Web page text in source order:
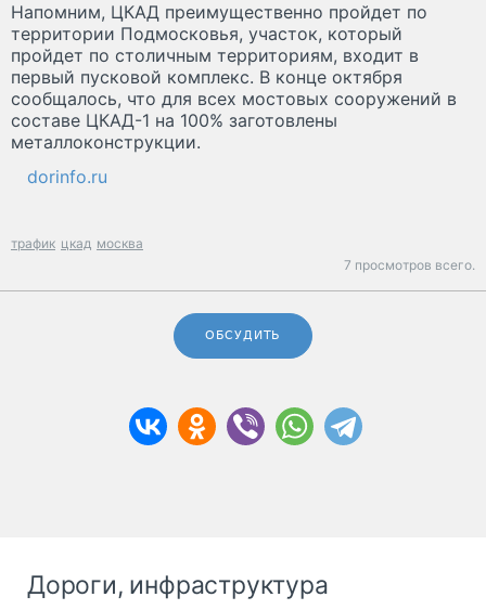
Напомним, ЦКАД преимущественно пройдет по
территории Подмосковья, участок, который
пройдет по столичным территориям, входит в
первый пусковой комплекс. В конце октября
сообщалось, что для всех мостовых сооружений в
составе ЦКАД-1 на 100% заготовлены
металлоконструкции.
dorinfo.ru
трафик цкад москва
7 просмотров всего.
ОБСУДИТЬ
Дороги, инфраструктура